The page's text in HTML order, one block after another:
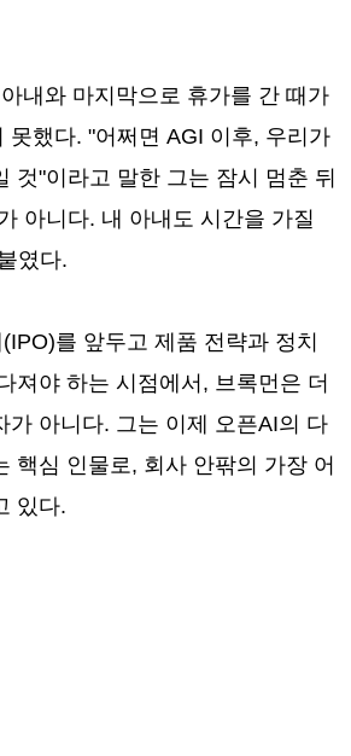
내와 마지막으로 휴가를 간 때가
못했다. "어쩌면 AGI 이후, 우리가
것"이라고 말한 그는 잠시 멈춘 뒤
아니다. 내 아내도 시간을 가질
였다.
를 앞두고 제품 전략과 정치
져야 하는 시점에서, 브록먼은 더
가 아니다. 그는 이제 오픈AI의 다
핵심 인물로, 회사 안팎의 가장 어
있다.